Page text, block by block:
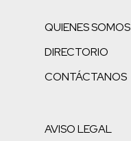
QUIENES SOMOS
DIRECTORIO
CONTÁCTANOS
AVISO LEGAL